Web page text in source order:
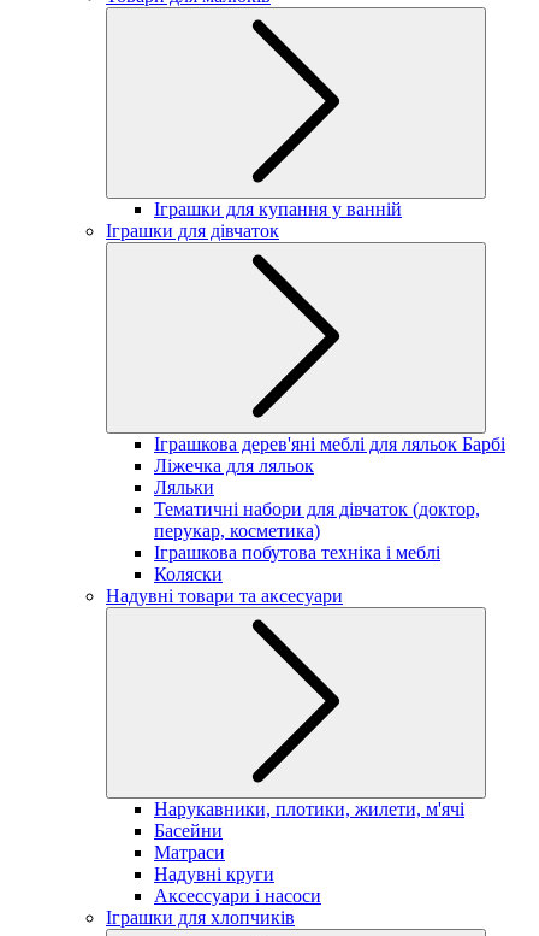
Іграшки для купання у ванній
Іграшки для дівчаток
Іграшкова дерев'яні меблі для ляльок Барбі
Ліжечка для ляльок
Ляльки
Тематичні набори для дівчаток (доктор,
перукар, косметика)
Іграшкова побутова техніка і меблі
Коляски
Надувні товари та аксесуари
Нарукавники, плотики, жилети, м'ячі
Басейни
Матраси
Надувні круги
Аксессуари і насоси
Іграшки для хлопчиків